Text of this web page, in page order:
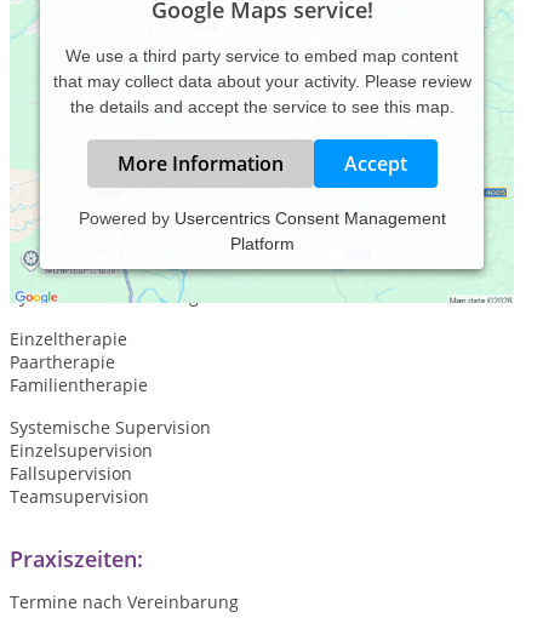
Google Maps service!
We use a third party service to embed map content
that may collect data about your activity. Please review
the details and accept the service to see this map.
More Information Accept
Powered by Usercentrics Consent Management
Platform
Coaching für Leitungs- und Führungskräfte
Coaching für mehr Lebensenergie
Systemisches Coaching
Einzeltherapie
Paartherapie
Familientherapie
Systemische Supervision
Einzelsupervision
Fallsupervision
Teamsupervision
Praxiszeiten:
Termine nach Vereinbarung